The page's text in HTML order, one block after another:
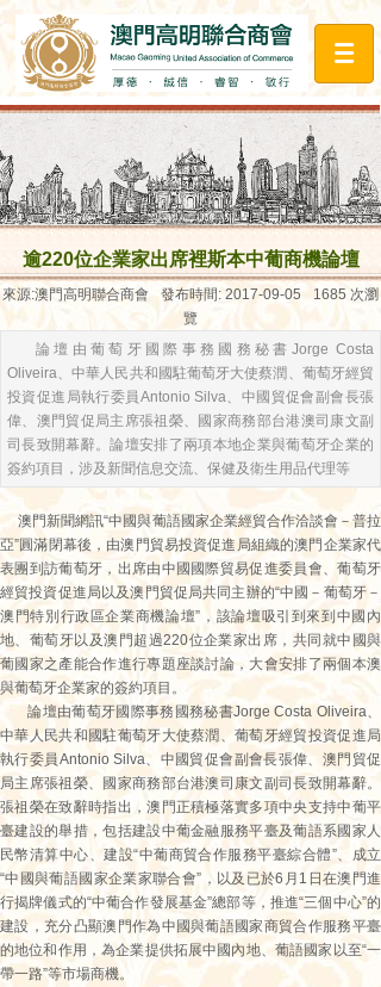
逾220位企業家出席裡斯本中葡商機論壇
來源:澳門高明聯合商會 發布時間: 2017-09-05 1685 次瀏
覽
論壇由葡萄牙國際事務國務秘書Jorge Costa
Oliveira、中華人民共和國駐葡萄牙大使蔡潤、葡萄牙經貿
投資促進局執行委員Antonio Silva、中國貿促會副會長張
偉、澳門貿促局主席張祖榮、國家商務部台港澳司康文副
司長致開幕辭。論壇安排了兩項本地企業與葡萄牙企業的
簽約項目，涉及新聞信息交流、保健及衛生用品代理等
澳門新聞網訊“中國與葡語國家企業經貿合作洽談會－普拉
亞”圓滿閉幕後，由澳門貿易投資促進局組織的澳門企業家代
表團到訪葡萄牙，出席由中國國際貿易促進委員會、葡萄牙
經貿投資促進局以及澳門貿促局共同主辦的“中國－葡萄牙－
澳門特別行政區企業商機論壇”，該論壇吸引到來到中國內
地、葡萄牙以及澳門超過220位企業家出席，共同就中國與
葡國家之產能合作進行專題座談討論，大會安排了兩個本澳
與葡萄牙企業家的簽約項目。
論壇由葡萄牙國際事務國務秘書Jorge Costa Oliveira、
中華人民共和國駐葡萄牙大使蔡潤、葡萄牙經貿投資促進局
執行委員Antonio Silva、中國貿促會副會長張偉、澳門貿促
局主席張祖榮、國家商務部台港澳司康文副司長致開幕辭。
張祖榮在致辭時指出，澳門正積極落實多項中央支持中葡平
臺建設的舉措，包括建設中葡金融服務平臺及葡語系國家人
民幣清算中心、建設“中葡商貿合作服務平臺綜合體”、成立
“中國與葡語國家企業家聯合會”，以及已於6月1日在澳門進
行揭牌儀式的“中葡合作發展基金”總部等，推進“三個中心”的
建設，充分凸顯澳門作為中國與葡語國家商貿合作服務平臺
的地位和作用，為企業提供拓展中國內地、葡語國家以至“一
帶一路”等市場商機。